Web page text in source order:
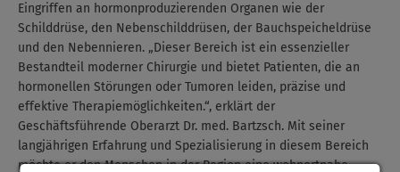
Eingriffen an hormonproduzierenden Organen wie der
Schilddrüse, den Nebenschilddrüsen, der Bauchspeicheldrüse
und den Nebennieren. „Dieser Bereich ist ein essenzieller
Bestandteil moderner Chirurgie und bietet Patienten, die an
hormonellen Störungen oder Tumoren leiden, präzise und
effektive Therapiemöglichkeiten.“, erklärt der
Geschäftsführende Oberarzt Dr. med. Bartzsch. Mit seiner
langjährigen Erfahrung und Spezialisierung in diesem Bereich
möchte er den Menschen in der Region eine wohnortnahe